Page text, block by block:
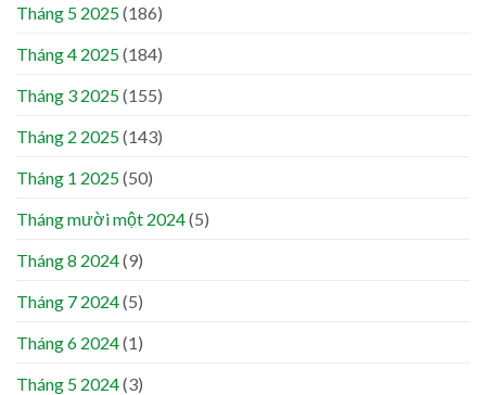
Tháng 5 2025(186)
Tháng 4 2025(184)
Tháng 3 2025(155)
Tháng 2 2025(143)
Tháng 1 2025(50)
Tháng mười một 2024(5)
Tháng 8 2024(9)
Tháng 7 2024(5)
Tháng 6 2024(1)
Tháng 5 2024(3)